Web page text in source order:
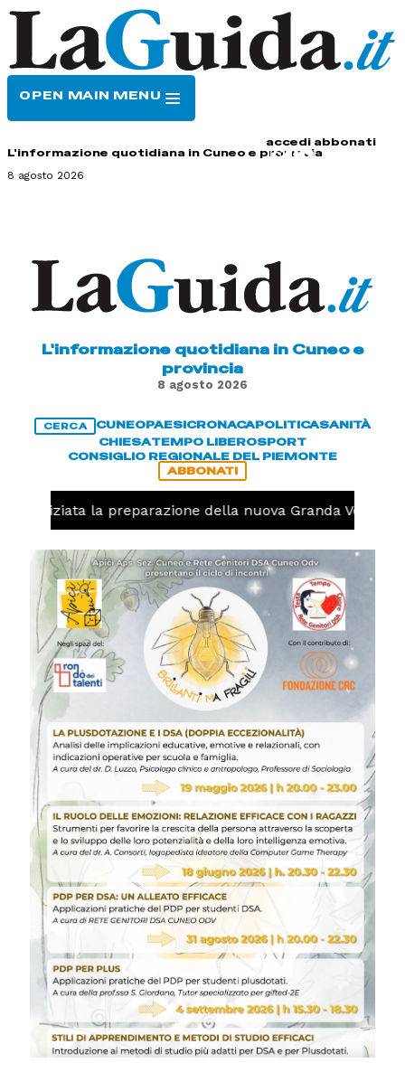
OPEN MAIN MENU
accedi abbonati
L'informazione quotidiana in Cuneo e provincia
8 agosto 2026
L'informazione quotidiana in Cuneo e
provincia
8 agosto 2026
CERCA CUNEOPAESICRONACAPOLITICASANITÀ
CHIESATEMPO LIBEROSPORT
CONSIGLIO REGIONALE DEL PIEMONTE
ABBONATI
iniziata la preparazione della nuova Granda Volley